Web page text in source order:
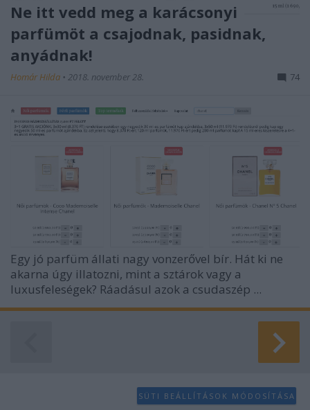
Ne itt vedd meg a karácsonyi
parfümöt a csajodnak, pasidnak,
anyádnak!
Homár Hilda • 2018. november 28. 74
Egy jó parfüm állati nagy vonzerővel bír. Hát ki ne
akarna úgy illatozni, mint a sztárok vagy a
luxusfeleségek? Ráadásul azok a csudaszép ...
SÜTI BEÁLLÍTÁSOK MÓDOSÍTÁSA